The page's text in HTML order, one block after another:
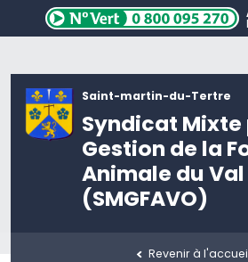
Saint-martin-du-Tertre
Syndicat Mixte
Gestion de la
Animale du Val
(SMGFAVO)
Revenir à